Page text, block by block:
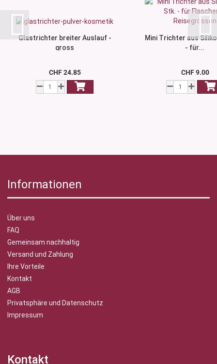
Glastrichter breiter Auslauf -
gross
CHF 24.85
Mini Trichter aus
- für...
CHF 9.00
Informationen
Über uns
FAQ
Gemeinsam nachhaltig
Versand und Zahlung
Ihre Vorteile
Kontakt
AGB
Privatsphäre und Datenschutz
Impressum
Kontakt